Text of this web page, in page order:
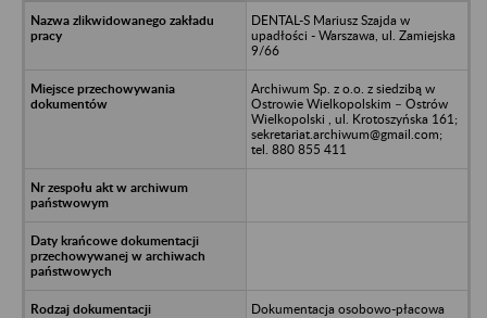
DENTAL-S Mariusz Szajda w
upadłości - Warszawa, ul. Zamiejska
9/66
Archiwum Sp. z o.o. z siedzibą w
Ostrowie Wielkopolskim – Ostrów
Wielkopolski , ul. Krotoszyńska 161;
sekretariat.archiwum@gmail.com;
tel. 880 855 411
Dokumentacja osobowo-płacowa